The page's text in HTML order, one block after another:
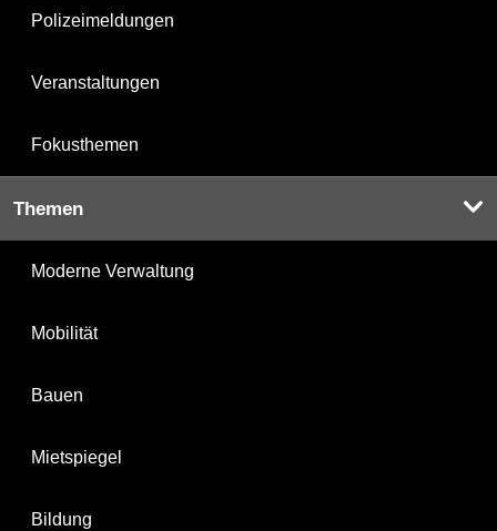
Polizeimeldungen
Veranstaltungen
Fokusthemen
Themen
Moderne Verwaltung
Mobilität
Bauen
Mietspiegel
Bildung